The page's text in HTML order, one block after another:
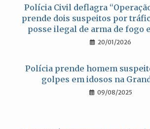
Polícia Civil deflagra
prende dois suspeitos por
posse ilegal de arma de fogo
20/01/2026
Polícia prende homem
golpes em idosos na
09/08/2025